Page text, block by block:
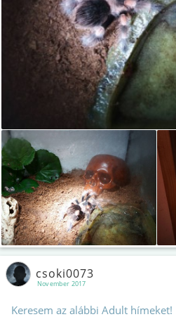
November 2017
csoki0073
Keresem az alábbi Adult hímeket!